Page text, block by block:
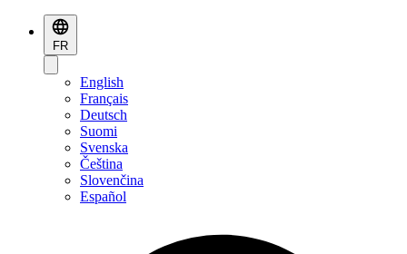
FR
English
Français
Deutsch
Suomi
Svenska
Čeština
Slovenčina
Español